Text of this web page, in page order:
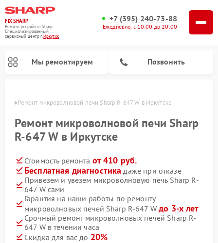
FIX-SHARP
Ремонт устройств Sharp
Специализированный
cервисный центр г.Иркутск
+7 (395) 240-73-88
Ежедневно, с 10:00 до 20:00
Мы ремонтируем Позвонить
Ремонт микроволновой печи Sharp R-647 W в Иркутске
Ремонт микроволновой печи Sharp
R-647 W в Иркутске
Стоимость ремонта от 410 руб.
Бесплатная диагностика даже при отказе
Привезем и увезем микроволновую печь Sharp R-
647 W сами
Гарантия на наши работы по ремонту
микроволновых печей Sharp R-647 Wдо 3-х лет
Срочный ремонт микроволновых печей Sharp R-
647 W в течении часа
Скидка для вас до 20%